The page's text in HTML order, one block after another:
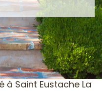
à Saint Eustache La